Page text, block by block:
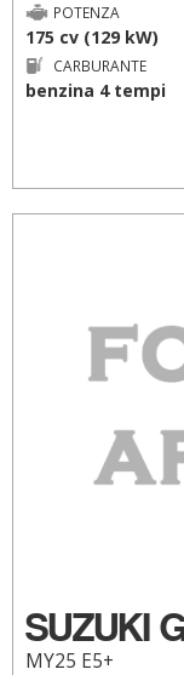
POTENZA
175 cv (129 kW)
CARBURANTE
benzina 4 tempi
SUZUKI
MY25 E5+